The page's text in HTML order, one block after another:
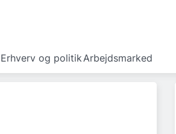
Erhverv og politikArbejdsmarked